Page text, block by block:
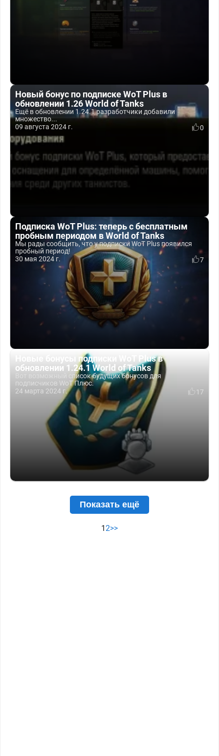
Новый бонус по подписке WoT Plus в
обновлении 1.26 World of Tanks
Ещё в обновлении 1.24.1 разработчики добавили
множество...
09 августа 2024 г.
0
Подписка WoT Plus: теперь с бесплатным
пробным периодом в World of Tanks
Мы рады сообщить, что у подписки WoT Plus появился
пробный период!
30 мая 2024 г.
7
Новые бонусы подписки WoT Plus в
обновлении 1.24.1 World of Tanks
Вот возможный список будущих бонусов для
подписчиков WoT Плюс.
24 марта 2024 г.
17
Показать ещё
12>>